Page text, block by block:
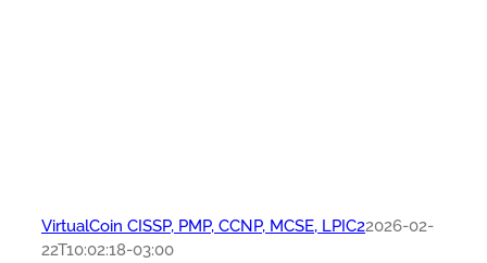
VirtualCoin CISSP, PMP, CCNP, MCSE, LPIC22026-02-
22T10:02:18-03:00